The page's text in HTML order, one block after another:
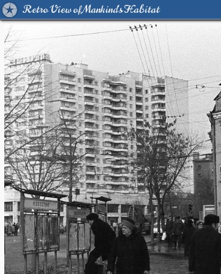
Retro View of Mankind's Habitat